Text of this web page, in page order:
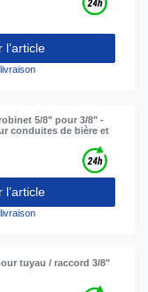
l’article
5/8" pour 3/8" -
conduites de bière et
l’article
tuyau / raccord 3/8"